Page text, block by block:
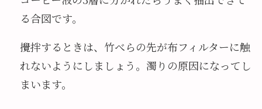
る合図です。
攪拌するときは、竹べらの先が布フィルターに触
れないようにしましょう。濁りの原因になってし
まいます。